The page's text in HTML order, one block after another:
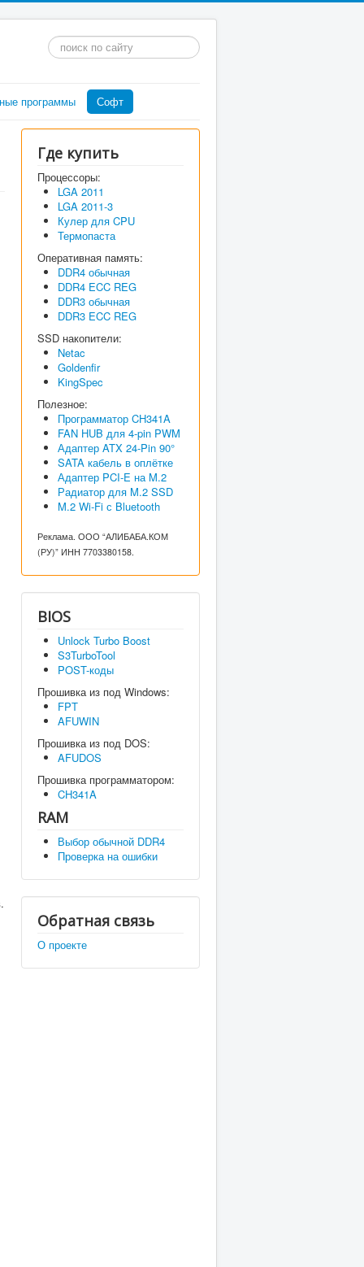
Искать...
программы Софт
Где купить
Процессоры:
LGA 2011
LGA 2011-3
Кулер для CPU
Термопаста
Оперативная память:
DDR4 обычная
DDR4 ECC REG
DDR3 обычная
DDR3 ECC REG
SSD накопители:
Netac
Goldenfir
KingSpec
Полезное:
Программатор CH341A
FAN HUB для 4-pin PWM
Адаптер ATX 24-Pin 90°
SATA кабель в оплётке
Адаптер PCI-E на M.2
Радиатор для M.2 SSD
M.2 Wi-Fi с Bluetooth
Реклама. ООО “АЛИБАБА.КОМ
(РУ)” ИНН 7703380158.
BIOS
Unlock Turbo Boost
S3TurboTool
POST-коды
Прошивка из под Windows:
FPT
AFUWIN
Прошивка из под DOS:
AFUDOS
Прошивка программатором:
CH341A
RAM
Выбор обычной DDR4
Проверка на ошибки
Обратная связь
О проекте